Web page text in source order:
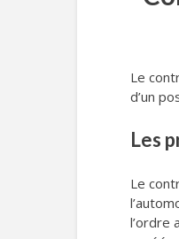
Le
d’un
Les
Le
l’ordre